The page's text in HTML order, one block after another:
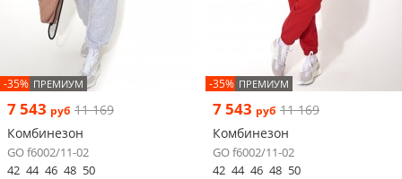
-35% ПРЕМИУМ
7 543 руб 11 169
Комбинезон
GO f6002/11-02
42 44 46 48 50
-35% ПРЕМИУМ
7 543 руб 11 169
Комбинезон
GO f6002/11-02
42 44 46 48 50